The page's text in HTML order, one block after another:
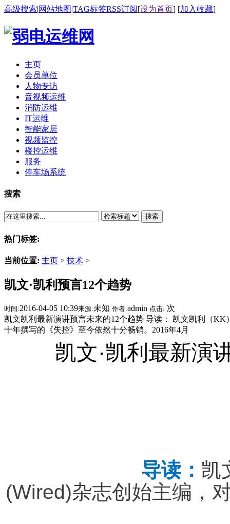
高级搜索|网站地图|TAG标签RSS订阅[设为首页] [加入收藏]
主页
会员单位
人物专访
音视频运维
消防运维
IT运维
智能家居
视频监控
楼控运维
服务
停车场系统
搜索
搜索
热门标签:
当前位置: 主页 > 技术 >
凯文·凯利预言12个趋势
时间:2016-04-05 10:39来源:未知 作者:admin 点击: 次
凯文凯利最新演讲预言未来的12个趋势 导读： 凯文凯利（
十年撰写的《失控》至今依然十分畅销。2016年4月
凯文·凯利最新演讲
			导读：
凯
(Wired)杂志创始主编，